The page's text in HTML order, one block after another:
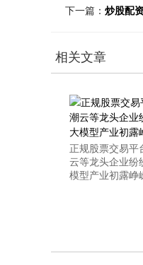
下一篇： 炒股配
相关文章
正规股票交易
云等龙头企业纷
模型产业初露峥